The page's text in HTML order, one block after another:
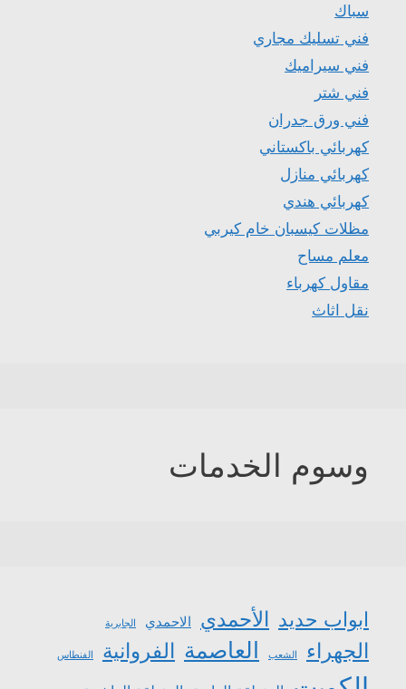
سباك
فني تسليك مجاري
فني سيراميك
فني شتر
فني ورق جدران
كهربائي باكستاني
كهربائي منازل
كهربائي هندي
مظلات كيسبان خام كيربي
معلم مساح
مقاول كهرباء
نقل اثاث
وسوم الخدمات
ابواب حديد الأحمدي الاحمدي الجابرية
الجهراء الشعب العاصمة الفروانية الفنطاس